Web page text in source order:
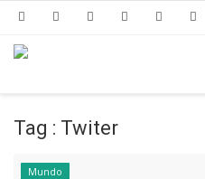
Tag : Twiter
Mundo